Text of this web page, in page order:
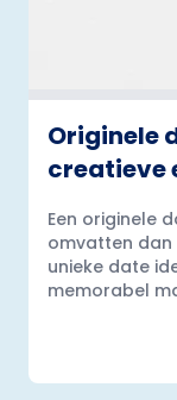
Originele
creatieve
Een originele
omvatten dan
unieke date
memorabel